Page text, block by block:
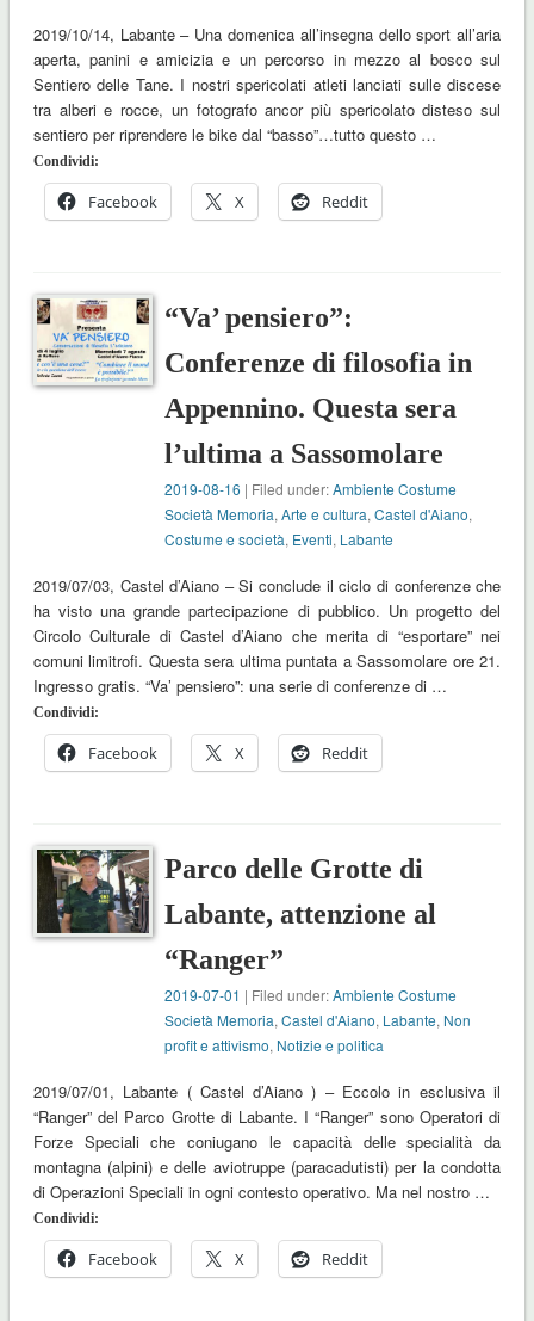
2019/10/14, Labante – Una domenica all’insegna dello sport all’aria
aperta, panini e amicizia e un percorso in mezzo al bosco sul
Sentiero delle Tane. I nostri spericolati atleti lanciati sulle discese
tra alberi e rocce, un fotografo ancor più spericolato disteso sul
sentiero per riprendere le bike dal “basso”…tutto questo …
Condividi:
Facebook X Reddit
“Va’ pensiero”:
Conferenze di filosofia in
Appennino. Questa sera
l’ultima a Sassomolare
2019-08-16 | Filed under:Ambiente Costume
Società Memoria,Arte e cultura,Castel d'Aiano,
Costume e società, Eventi, Labante
2019/07/03, Castel d’Aiano – Si conclude il ciclo di conferenze che
ha visto una grande partecipazione di pubblico. Un progetto del
Circolo Culturale di Castel d’Aiano che merita di “esportare” nei
comuni limitrofi. Questa sera ultima puntata a Sassomolare ore 21.
Ingresso gratis. “Va’ pensiero”: una serie di conferenze di …
Condividi:
Facebook X Reddit
Parco delle Grotte di
Labante, attenzione al
“Ranger”
2019-07-01 | Filed under:Ambiente Costume
Società Memoria,Castel d'Aiano, Labante, Non
profit e attivismo, Notizie e politica
2019/07/01, Labante ( Castel d’Aiano ) – Eccolo in esclusiva il
“Ranger” del Parco Grotte di Labante. I “Ranger” sono Operatori di
Forze Speciali che coniugano le capacità delle specialità da
montagna (alpini) e delle aviotruppe (paracadutisti) per la condotta
di Operazioni Speciali in ogni contesto operativo. Ma nel nostro …
Condividi:
Facebook X Reddit